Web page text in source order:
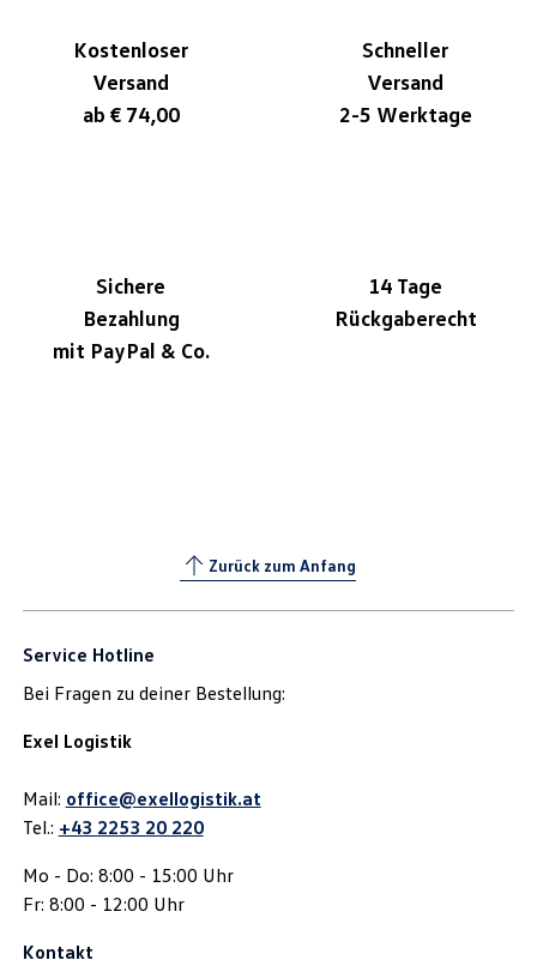
Kostenloser
Versand
ab € 74,00
Schneller
Versand
2-5 Werktage
Sichere
Bezahlung
mit PayPal & Co.
14 Tage
Rückgaberecht
Zurück zum Anfang
Service Hotline
Bei Fragen zu deiner Bestellung:
Exel Logistik
Mail: office@exellogistik.at
Tel.: +43 2253 20 220
Mo - Do: 8:00 - 15:00 Uhr
Fr: 8:00 - 12:00 Uhr
Kontakt